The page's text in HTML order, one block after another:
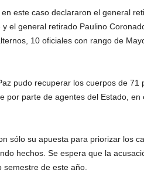
este caso declararon el general
el general retirado Paulino
10 oficiales con rango de
pudo recuperar los cuerpos de 71
por parte de agentes del Estado, en
sólo su apuesta para priorizar los
hechos. Se espera que la
de este año.